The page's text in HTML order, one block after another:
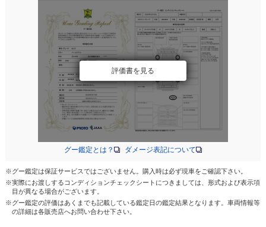
評価書を見る
グー鑑定とは？ ダメージ表記について
※グー鑑定は保証サービスではございません。購入時は必ず現車をご確認下さい。
※実際にお渡しするコンディションチェックシートにつきましては、形式および表示項
目が異なる場合がございます。
※グー鑑定の評価はあくまでも記載している鑑定日の鑑定結果となります。車両情報等
の詳細は各販売店へお問い合わせ下さい。